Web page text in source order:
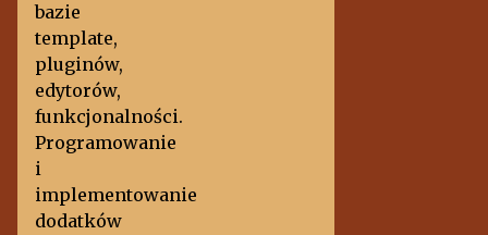
bazie
template,
pluginów,
edytorów,
funkcjonalności.
Programowanie
i
implementowanie
dodatków